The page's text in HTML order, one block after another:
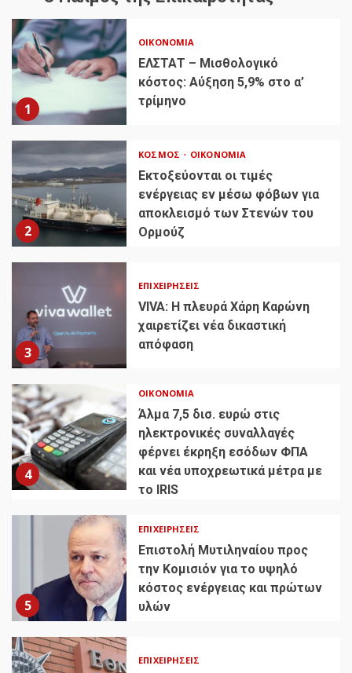
1
ΟΙΚΟΝΟΜΊΑ
ΕΛΣΤΑΤ – Μισθολογικό
κόστος: Αύξηση 5,9% στο α’
τρίμηνο
2
ΚΌΣΜΟΣ ΟΙΚΟΝΟΜΊΑ
Εκτοξεύονται οι τιμές
ενέργειας εν μέσω φόβων για
αποκλεισμό των Στενών του
Ορμούζ
3
ΕΠΙΧΕΙΡΉΣΕΙΣ
VIVA: Η πλευρά Χάρη Καρώνη
χαιρετίζει νέα δικαστική
απόφαση
4
ΟΙΚΟΝΟΜΊΑ
Άλμα 7,5 δισ. ευρώ στις
ηλεκτρονικές συναλλαγές
φέρνει έκρηξη εσόδων ΦΠΑ
και νέα υποχρεωτικά μέτρα με
το IRIS
5
ΕΠΙΧΕΙΡΉΣΕΙΣ
Επιστολή Μυτιληναίου προς
την Κομισιόν για το υψηλό
κόστος ενέργειας και πρώτων
υλών
ΕΠΙΧΕΙΡΉΣΕΙΣ